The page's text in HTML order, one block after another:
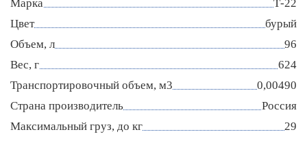
Марка
Т-22
Цвет
бурый
Объем, л
96
Вес, г
624
Транспортировочный объем, м3
0,00490
Страна производитель
Россия
Максимальный груз, до кг
29